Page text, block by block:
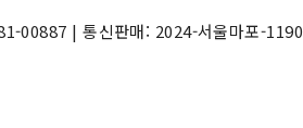
00887 | 통신판매: 2024-서울마포-1190